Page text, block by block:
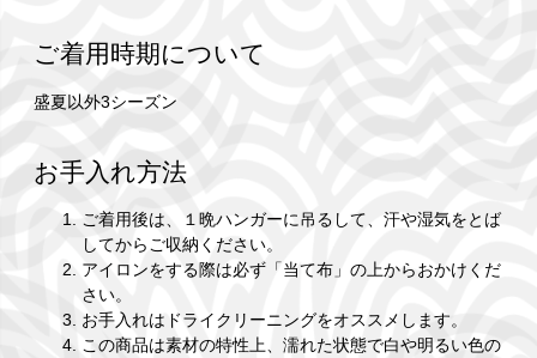
ご着用時期について
盛夏以外3シーズン
お手入れ方法
ご着用後は、１晩ハンガーに吊るして、汗や湿気をとば
してからご収納ください。
アイロンをする際は必ず「当て布」の上からおかけくだ
さい。
お手入れはドライクリーニングをオススメします。
この商品は素材の特性上、濡れた状態で白や明るい色の